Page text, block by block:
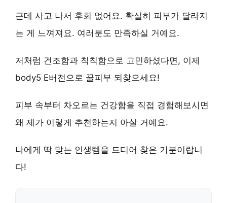
근데 사고 나서 후회 없어요. 확실히 피부가 달라지
는 게 느껴져요. 여러분도 만족하실 거예요.
저처럼 건조함과 칙칙함으로 고민하셨다면, 이제
body5 E버전으로 꿀피부 되찾으세요!
피부 속부터 차오르는 건강함을 직접 경험해보시면
왜 제가 이렇게 추천하는지 아실 거예요.
나에게 딱 맞는 인생템을 드디어 찾은 기분이랍니
다!